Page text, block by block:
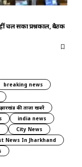
चल सका प्रश्नकाल, बैठक
breaking news
झारखंड की ताज़ा खबरें
india news
City News
News In Jharkhand